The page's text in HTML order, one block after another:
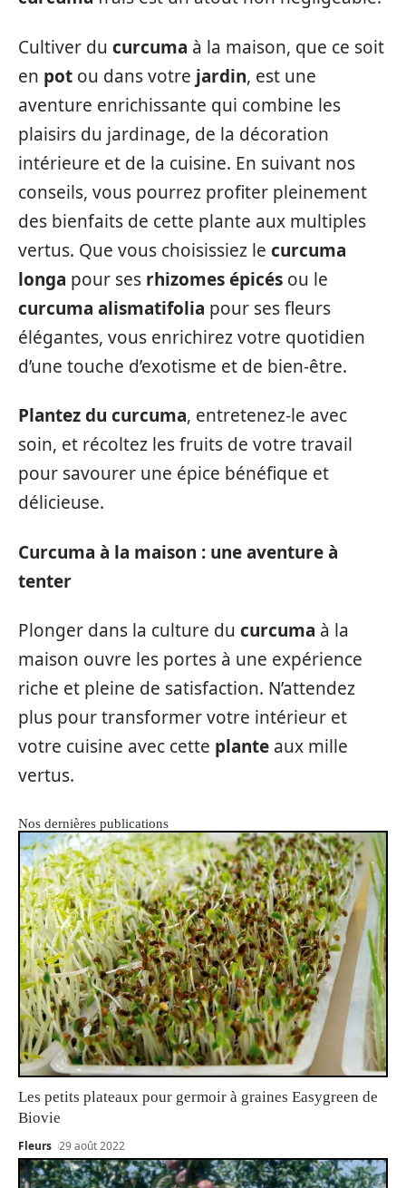
Cultiver du curcuma à la maison, que ce soit
en pot ou dans votre jardin, est une
aventure enrichissante qui combine les
plaisirs du jardinage, de la décoration
intérieure et de la cuisine. En suivant nos
conseils, vous pourrez profiter pleinement
des bienfaits de cette plante aux multiples
vertus. Que vous choisissiez le curcuma
longa pour ses rhizomes épicés ou le
curcuma alismatifolia pour ses fleurs
élégantes, vous enrichirez votre quotidien
d’une touche d’exotisme et de bien-être.
Plantez du curcuma, entretenez-le avec
soin, et récoltez les fruits de votre travail
pour savourer une épice bénéfique et
délicieuse.
Curcuma à la maison : une aventure à
tenter
Plonger dans la culture du curcuma à la
maison ouvre les portes à une expérience
riche et pleine de satisfaction. N’attendez
plus pour transformer votre intérieur et
votre cuisine avec cette plante aux mille
vertus.
Nos dernières publications
Les petits plateaux pour germoir à graines Easygreen de
Biovie
Fleurs 29 août 2022